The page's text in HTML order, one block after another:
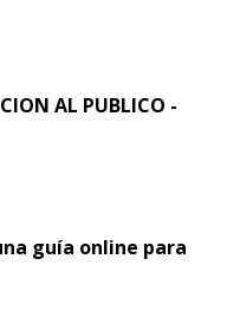
AL PUBLICO -
guía online para